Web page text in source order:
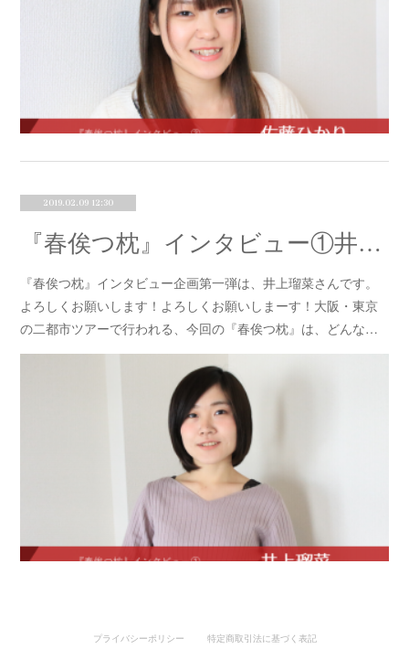
2019.02.09 12:30
『春俟つ枕』インタビュー①井上瑠菜
『春俟つ枕』インタビュー企画第一弾は、井上瑠菜さんです。
よろしくお願いします！よろしくお願いしまーす！大阪・東京
の二都市ツアーで行われる、今回の『春俟つ枕』は、どんな…
プライバシーポリシー 特定商取引法に基づく表記